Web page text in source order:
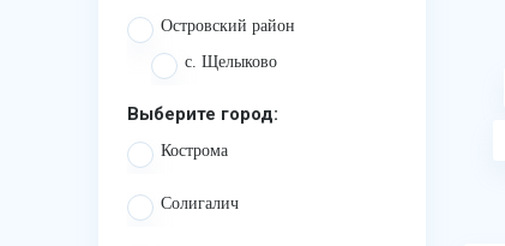
Островский район
с. Щелыково
Выберите город:
Кострома
Солигалич